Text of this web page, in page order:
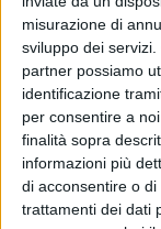
misurazione di
sviluppo dei servizi.
partner possiamo
identificazione
per consentire a
finalità sopra
informazioni più
di acconsentire o
trattamenti dei dati
tra via Piccinni e
n. via B. Petrone;
o. piazza Chiurlia;
p. via Roberto il
q. strada palazzo
Chiurlia e vico
r. strada San
s. corte
t. strada Sagges;